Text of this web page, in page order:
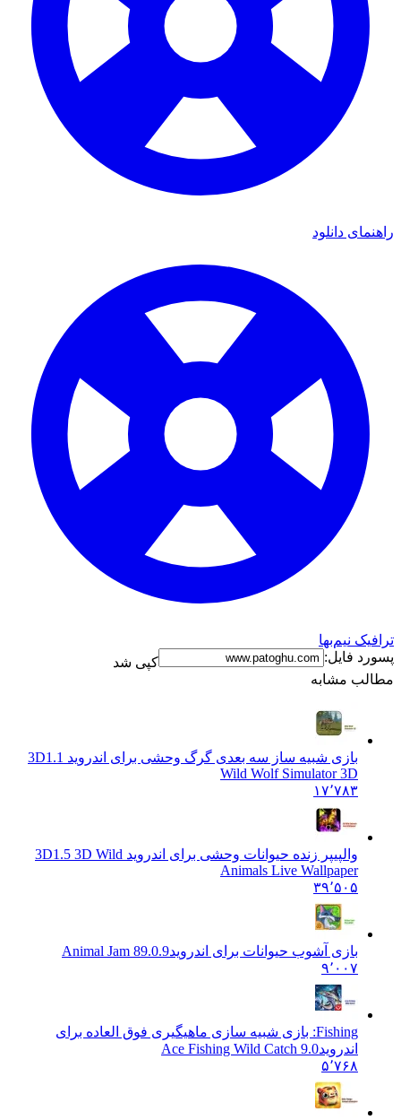
راهنمای دانلود
ترافیک نیم‌بها
پسورد فایل:
کپی شد
مطالب مشابه
بازی شبیه ساز سه بعدی گرگ وحشی برای اندروید 3D 1.1
Wild Wolf Simulator 3D
۱۷٬۷۸۳
والپیپر زنده حیوانات وحشی برای اندروید 3D 1.5 3D Wild
Animals Live Wallpaper
۳۹٬۵۰۵
بازی آشوب حیوانات برای اندرویدAnimal Jam 89.0.9
۹٬۰۰۷
Fishing: بازی شبیه سازی ماهیگیری فوق العاده برای
اندرویدAce Fishing Wild Catch 9.0
۵٬۷۶۸